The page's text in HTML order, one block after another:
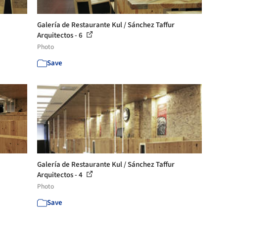
Galería de Restaurante Kul / Sánchez Taffur
Arquitectos - 6
Photo
Save
Galería de Restaurante Kul / Sánchez Taffur
Arquitectos - 4
Photo
Save